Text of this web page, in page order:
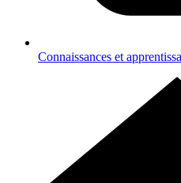
Connaissances et